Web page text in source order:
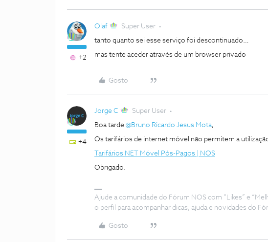
+2
Olaf Super User
tanto quanto sei esse serviço foi descontinuado…
mas tente aceder através de um browser privado
Gosto
+4
Jorge C Super User
Boa tarde ​ @Bruno Ricardo Jesus Mota,
Os tarifários de internet móvel não permitem a
Tarifários NET Móvel Pós-Pagos | NOS
Obrigado.
Ajude a comunidade do Fórum NOS com “Likes” e
o perfil para acompanhar dicas, ajuda e novidades do
Gosto